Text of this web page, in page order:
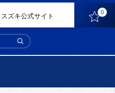
スズキ公式サイト 0